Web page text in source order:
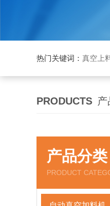
热门关键词： 真空上
PRODUCTS 产
产品分类
PRODUCT